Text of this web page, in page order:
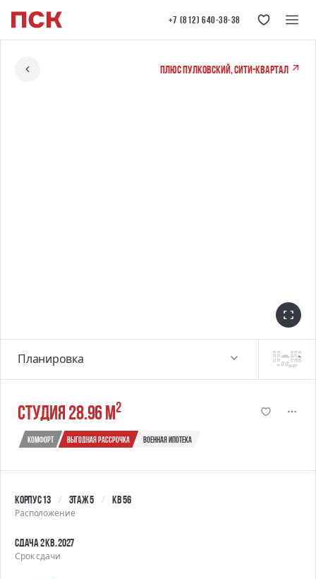
+7 (812) 640-38-38
студия 28.96 м2
Комфорт выгодная рассрочка военная ипотека
Корпус 13 Этаж 5 Кв 56
Расположение
Сдача 2 кв. 2027
Срок сдачи
ПЛЮС Пулковский, сити-квартал
Планировка